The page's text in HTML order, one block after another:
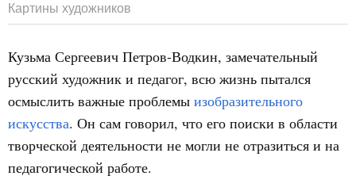
Картины художников
Кузьма Сергеевич Петров-Водкин, замечательный
русский художник и педагог, всю жизнь пытался
осмыслить важные проблемы изобразительного
искусства. Он сам говорил, что его поиски в области
творческой деятельности не могли не отразиться и на
педагогической работе.